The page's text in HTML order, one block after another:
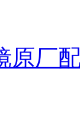
原厂